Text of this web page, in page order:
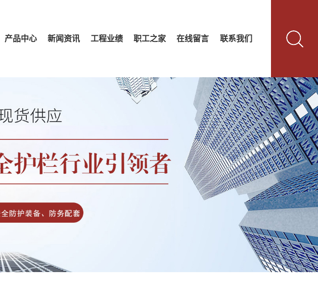
产品中心 新闻资讯 工程业绩 职工之家 在线留言 联系我们